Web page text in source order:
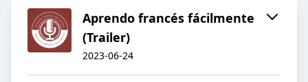
Aprendo francés fácilmente
(Trailer)
2023-06-24